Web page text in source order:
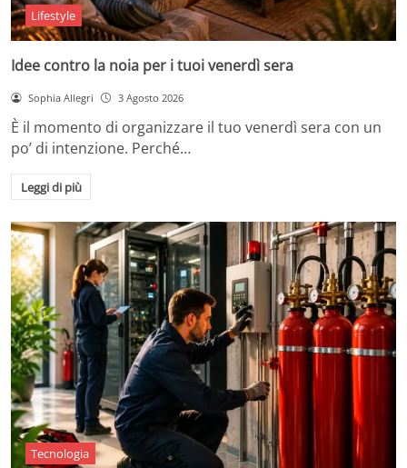
Lifestyle
Idee contro la noia per i tuoi venerdì sera
Sophia Allegri 3 Agosto 2026
È il momento di organizzare il tuo venerdì sera con un
po’ di intenzione. Perché…
Leggi di più
Tecnologia